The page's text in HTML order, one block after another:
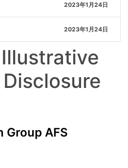
2023年1月24日
2023年1月24日
Group AFS